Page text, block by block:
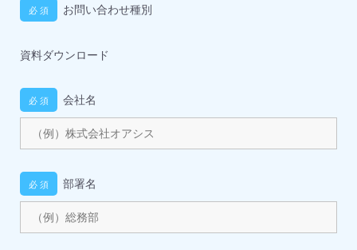
お問い合わせ種別
資料ダウンロード
会社名
部署名